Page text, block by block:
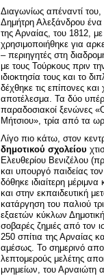
Διαγωνίως απέναντί του,
Δημήτρη Αλεξάνδρου ένα
της Αρναίας, του 1812, με
χρησιμοποιήθηκε για
– περιηγητές στη
με τους Τούρκους πριν
ιδιοκτησία τους και το
δέχθηκε τις επίπονες
αποτέλεσμα. Τα δύο
παραδοσιακοί ξενώνες
Μήτσιου», τρία από τα
Λίγο πιο κάτω, στον
δημοτικού σχολείου
Ελευθερίου Βενιζέλου
και υπουργό παιδείας
δόθηκε ιδιαίτερη
και στην εκπαιδευτική
κατάργηση του παλιού
εξαετών κύκλων
σοβαρές ζημιές από τον
250 σπίτια της Αρναίας
αμέσως. Το σημερινό
λεπτομερούς μελέτης
μνημείων, του Αρναιώτη